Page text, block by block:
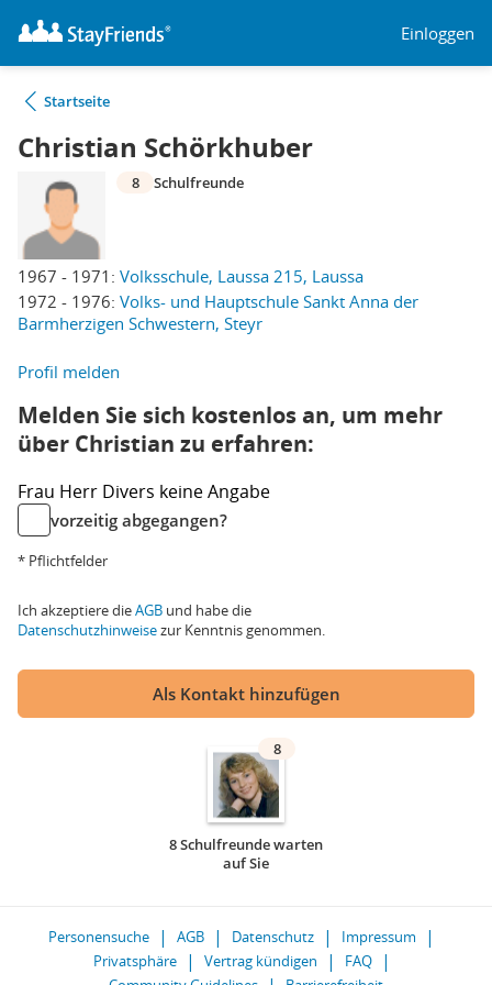
Einloggen
Startseite
Christian Schörkhuber
1967 - 1971: Volksschule, Laussa 215, Laussa
1972 - 1976: Volks- und Hauptschule Sankt Anna der
Barmherzigen Schwestern, Steyr
8 Schulfreunde
Profil melden
Melden Sie sich kostenlos an, um mehr
über Christian zu erfahren:
Frau Herr Divers keine Angabe
vorzeitig abgegangen?
* Pflichtfelder
Ich akzeptiere dieAGB und habe die
Datenschutzhinweisezur Kenntnis genommen.
Als Kontakt hinzufügen
8
8 Schulfreunde warten
auf Sie
Personensuche AGB Datenschutz
Impressum
Privatsphäre
Vertrag kündigen
FAQ